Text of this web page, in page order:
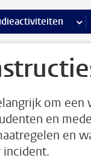
pagina’s
om een
en
en
incident.